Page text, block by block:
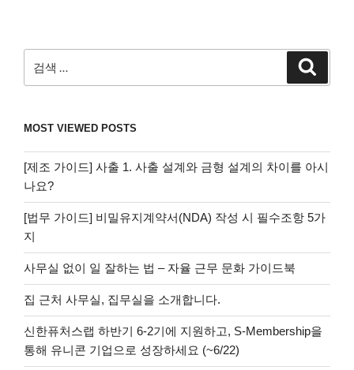
색:
MOST VIEWED POSTS
[제조 가이드] 사출 1. 사출 설계와 금형 설계의 차이를 아시
나요?
[법무 가이드] 비밀유지계약서(NDA) 작성 시 필수조항 5가
지
사무실 없이 일 잘하는 법 – 자율 근무 문화 가이드북
집 근처 사무실, 집무실을 소개합니다.
신한퓨처스랩 하반기 6-2기에 지원하고, S-Membership을
통해 유니콘 기업으로 성장하세요 (~6/22)